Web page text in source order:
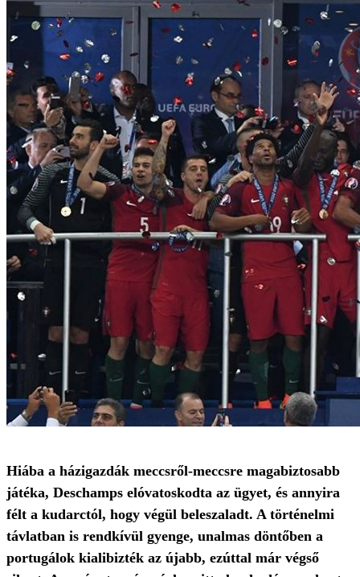
Hiába a házigazdák meccsről-meccsre magabiztosabb
játéka, Deschamps elóvatoskodta az ügyet, és annyira
félt a kudarctól, hogy végül beleszaladt. A történelmi
távlatban is rendkívül gyenge, unalmas döntőben a
portugálok kialibizték az újabb, ezúttal már végső